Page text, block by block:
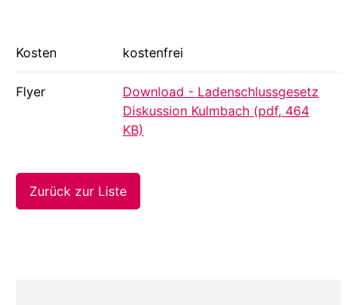
Kosten kostenfrei
Flyer
Download - Ladenschlussgesetz
Diskussion Kulmbach (pdf, 464
KB)
Zurück zur Liste